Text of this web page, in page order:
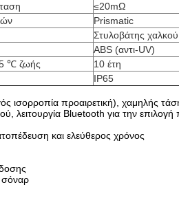
≤20mΩ
Prismatic
Στυλοβάτης χαλκού
ABS (αντι-UV)
℃ ζωής
10 έτη
IP65
ισορροπία προαιρετική), χαμηλής
λειτουργία Bluetooth για την
και ελεύθερος χρόνος
σόναρ